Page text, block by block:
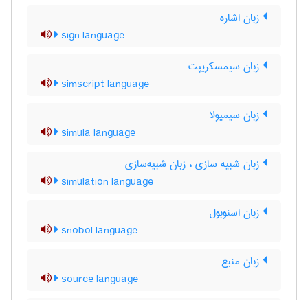
زبان اشاره
sign language
زبان سیمسکریپت
simscript language
زبان سیمیولا
simula language
زبان شبیه سازی ، زبان شبیه‌سازی
simulation language
زبان اسنوبول
snobol language
زبان منبع
source language